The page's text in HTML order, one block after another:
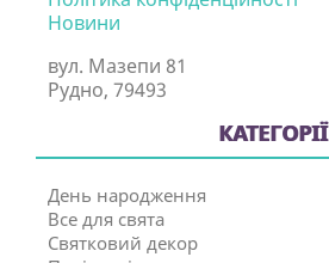
Новини
вул. Мазепи 81
Рудно, 79493
КАТЕГОРІЇ
День народження
Все для свята
Святковий декор